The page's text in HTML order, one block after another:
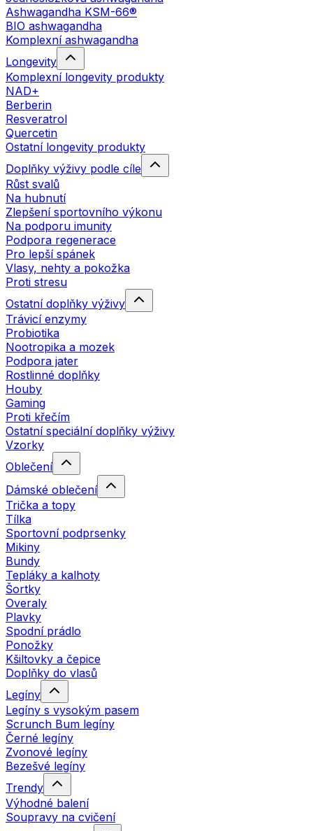
Ashwagandha KSM-66®
BIO ashwagandha
Komplexní ashwagandha
Longevity
Komplexní longevity produkty
NAD+
Berberin
Resveratrol
Quercetin
Ostatní longevity produkty
Doplňky výživy podle cíle
Růst svalů
Na hubnutí
Zlepšení sportovního výkonu
Na podporu imunity
Podpora regenerace
Pro lepší spánek
Vlasy, nehty a pokožka
Proti stresu
Ostatní doplňky výživy
Trávicí enzymy
Probiotika
Nootropika a mozek
Podpora jater
Rostlinné doplňky
Houby
Gaming
Proti křečím
Ostatní speciální doplňky výživy
Vzorky
Oblečení
Dámské oblečení
Trička a topy
Tílka
Sportovní podprsenky
Mikiny
Bundy
Tepláky a kalhoty
Šortky
Overaly
Plavky
Spodní prádlo
Ponožky
Kšiltovky a čepice
Doplňky do vlasů
Legíny
Legíny s vysokým pasem
Scrunch Bum legíny
Černé legíny
Zvonové legíny
Bezešvé legíny
Trendy
Výhodné balení
Soupravy na cvičení